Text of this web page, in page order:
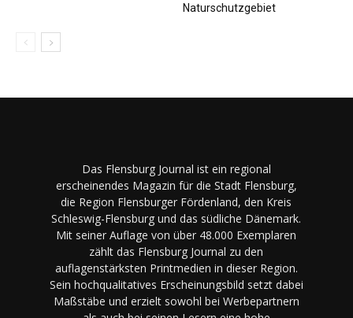
Naturschutzgebiet
Das Flensburg Journal ist ein regional
erscheinendes Magazin für die Stadt Flensburg,
die Region Flensburger Fördenland, den Kreis
Schleswig-Flensburg und das südliche Dänemark.
Mit seiner Auflage von über 48.000 Exemplaren
zählt das Flensburg Journal zu den
auflagenstärksten Printmedien in dieser Region.
Sein hochqualitatives Erscheinungsbild setzt dabei
Maßstäbe und erzielt sowohl bei Werbepartnern